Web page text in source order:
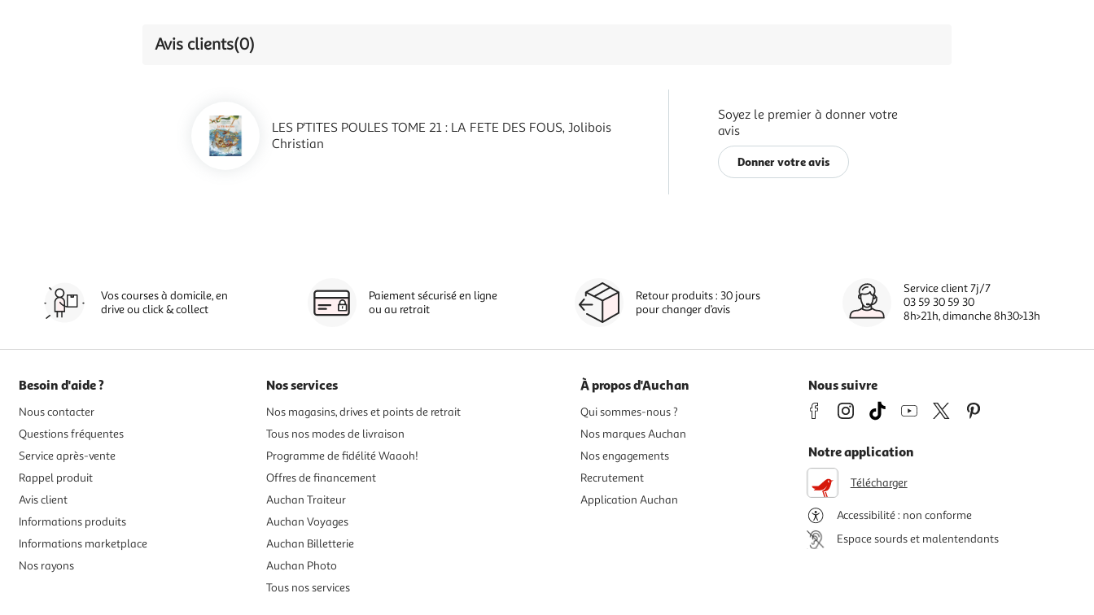
Avis clients(0)
LES P'TITES POULES TOME 21 : LA FETE DES FOUS, Jolibois
Christian
Soyez le premier à donner votre
avis
Donner votre avis
Vos courses à domicile, en
drive ou click & collect
Paiement sécurisé en ligne
ou au retrait
Retour produits : 30 jours
pour changer d’avis
Service client 7j/7
03 59 30 59 30
8h>21h, dimanche 8h30>13h
Besoin d'aide ?
Nous contacter
Questions fréquentes
Service après-vente
Rappel produit
Avis client
Informations produits
Informations marketplace
Nos rayons
Nos services
Nos magasins, drives et points de retrait
Tous nos modes de livraison
Programme de fidélité Waaoh!
Offres de financement
Auchan Traiteur
Auchan Voyages
Auchan Billetterie
Auchan Photo
Tous nos services
À propos d'Auchan
Qui sommes-nous ?
Nos marques Auchan
Nos engagements
Recrutement
Application Auchan
Nous suivre
Notre application
Télécharger
Accessibilité : non conforme
Espace sourds et malentendants